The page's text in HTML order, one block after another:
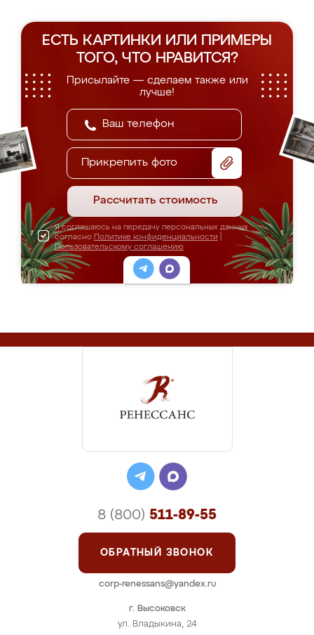
ЕСТЬ КАРТИНКИ ИЛИ ПРИМЕРЫ
ТОГО, ЧТО НРАВИТСЯ?
Присылайте — сделаем также или
лучше!
Прикрепить фото
Рассчитать стоимость
Я соглашаюсь на передачу персональных данных
согласно Политике конфиденциальности
Пользовательскому соглашению
г. Высоковск
ул. Владыкина, 24
8 (800) 511-89-55
ОБРАТНЫЙ ЗВОНОК
corp-renessans@yandex.ru